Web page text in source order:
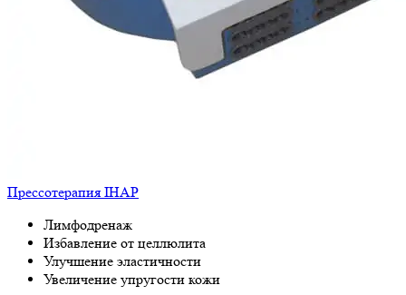
Прессотерапия IHAP
Лимфодренаж
Избавление от целлюлита
Улучшение эластичности
Увеличение упругости кожи